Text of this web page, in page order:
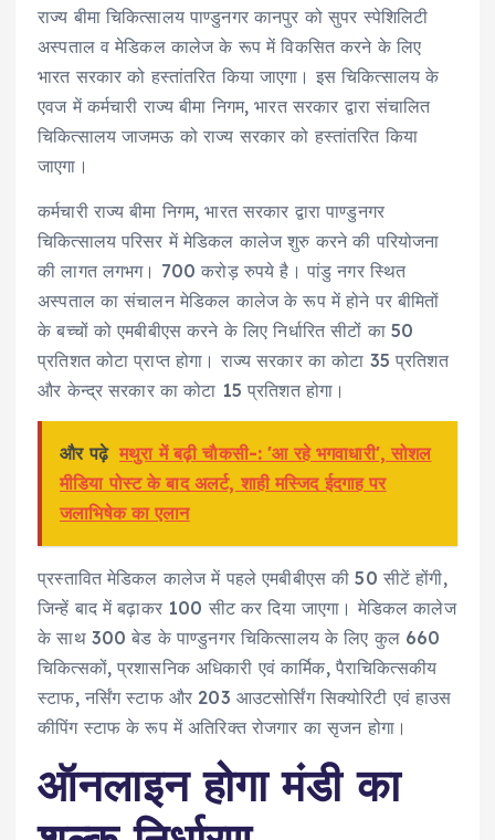
राज्य बीमा चिकित्सालय पाण्डुनगर कानपुर को सुपर स्पेशिलिटी
अस्पताल व मेडिकल कालेज के रूप में विकसित करने के लिए
भारत सरकार को हस्तांतरित किया जाएगा। इस चिकित्सालय के
एवज में कर्मचारी राज्य बीमा निगम, भारत सरकार द्वारा संचालित
चिकित्सालय जाजमऊ को राज्य सरकार को हस्तांतरित किया
जाएगा।
कर्मचारी राज्य बीमा निगम, भारत सरकार द्वारा पाण्डुनगर
चिकित्सालय परिसर में मेडिकल कालेज शुरु करने की परियोजना
की लागत लगभग। 700 करोड़ रुपये है। पांडु नगर स्थित
अस्पताल का संचालन मेडिकल कालेज के रूप में होने पर बीमितों
के बच्चों को एमबीबीएस करने के लिए निर्धारित सीटों का 50
प्रतिशत कोटा प्राप्त होगा। राज्य सरकार का कोटा 35 प्रतिशत
और केन्द्र सरकार का कोटा 15 प्रतिशत होगा।
और पढ़े मथुरा में बढ़ी चाैकसी-: 'आ रहे भगवाधारी', सोशल
मीडिया पोस्ट के बाद अलर्ट, शाही मस्जिद ईदगाह पर
जलाभिषेक का एलान
प्रस्तावित मेडिकल कालेज में पहले एमबीबीएस की 50 सीटें होंगी,
जिन्हें बाद में बढ़ाकर 100 सीट कर दिया जाएगा। मेडिकल कालेज
के साथ 300 बेड के पाण्डुनगर चिकित्सालय के लिए कुल 660
चिकित्सकों, प्रशासनिक अधिकारी एवं कार्मिक, पैराचिकित्सकीय
स्टाफ, नर्सिंग स्टाफ और 203 आउटसोर्सिंग सिक्योरिटी एवं हाउस
कीपिंग स्टाफ के रूप में अतिरिक्त रोजगार का सृजन होगा।
ऑनलाइन होगा मंडी का